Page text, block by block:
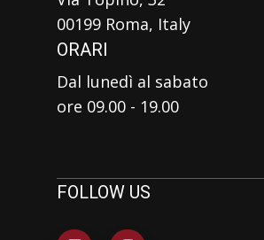
00199 Roma, Italy
ORARI
Dal lunedì al sabato
ore 09.00 - 19.00
FOLLOW US